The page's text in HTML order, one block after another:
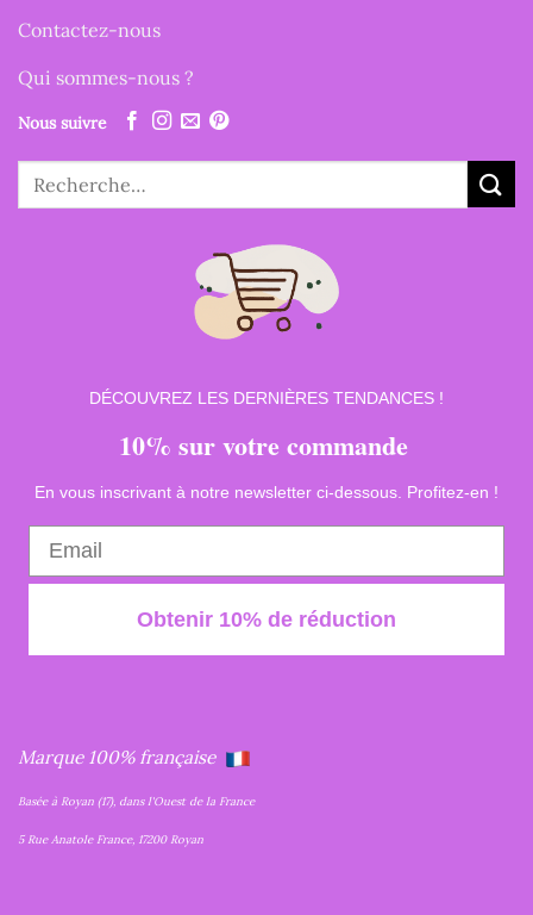
Contactez-nous
Qui sommes-nous ?
Nous suivre
Recherche
pour :
DÉCOUVREZ LES DERNIÈRES TENDANCES !
10% sur votre commande
En vous inscrivant à notre newsletter ci-dessous. Profitez-en !
Obtenir 10% de réduction
Marque 100% française
Basée à Royan (17), dans l'Ouest de la France
5 Rue Anatole France, 17200 Royan